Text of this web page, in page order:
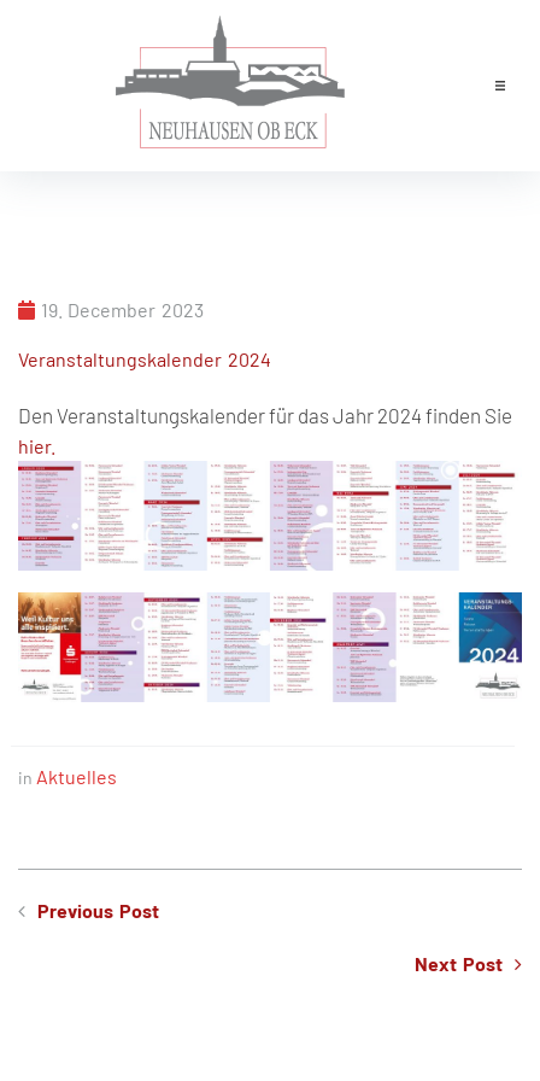
Rathaus
Tourismus
Wirtschaft
19. December 2023
Veranstaltungskalender 2024
Den Veranstaltungskalender für das Jahr 2024 finden Sie
hier.
in Aktuelles
Previous Post
Next Post